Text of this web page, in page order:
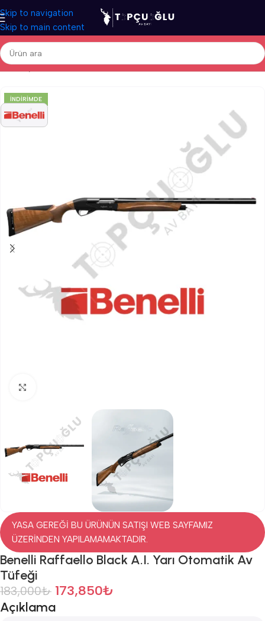
Skip to navigation
Skip to main content
Ana Sayfa/Av Tüfekleri/İthal Av Tüfekleri/Otomatik Av Tüfekleri
İNDIRIMDE
YASA GEREĞİ BU ÜRÜNÜN SATIŞI WEB SAYFAMIZ
ÜZERİNDEN YAPILAMAMAKTADIR.
Benelli Raffaello Black A.I. Yarı Otomatik Av
Tüfeği
183,000₺ 173,850₺
Açıklama